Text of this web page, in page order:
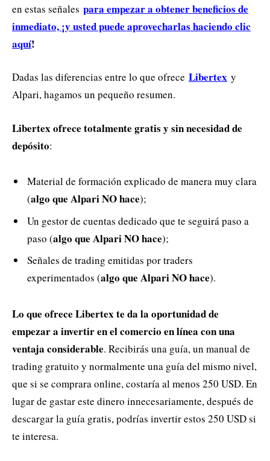
en estas señales para empezar a obtener beneficios de
inmediato, ¡y usted puede aprovecharlas haciendo clic
aquí!
Dadas las diferencias entre lo que ofrece Libertex y
Alpari, hagamos un pequeño resumen.
Libertex ofrece totalmente gratis y sin necesidad de
depósito:
Material de formación explicado de manera muy clara
(algo que Alpari NO hace);
Un gestor de cuentas dedicado que te seguirá paso a
paso (algo que Alpari NO hace);
Señales de trading emitidas por traders
experimentados (algo que Alpari NO hace).
Lo que ofrece Libertex te da la oportunidad de
empezar a invertir en el comercio en línea con una
ventaja considerable. Recibirás una guía, un manual de
trading gratuito y normalmente una guía del mismo nivel,
que si se comprara online, costaría al menos 250 USD. En
lugar de gastar este dinero innecesariamente, después de
descargar la guía gratis, podrías invertir estos 250 USD si
te interesa.